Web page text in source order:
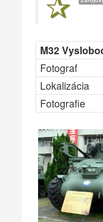
M32
Fotograf
Lokalizácia
Fotografie